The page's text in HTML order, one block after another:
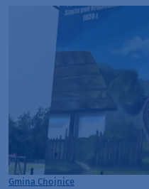
Gmina Chojnice